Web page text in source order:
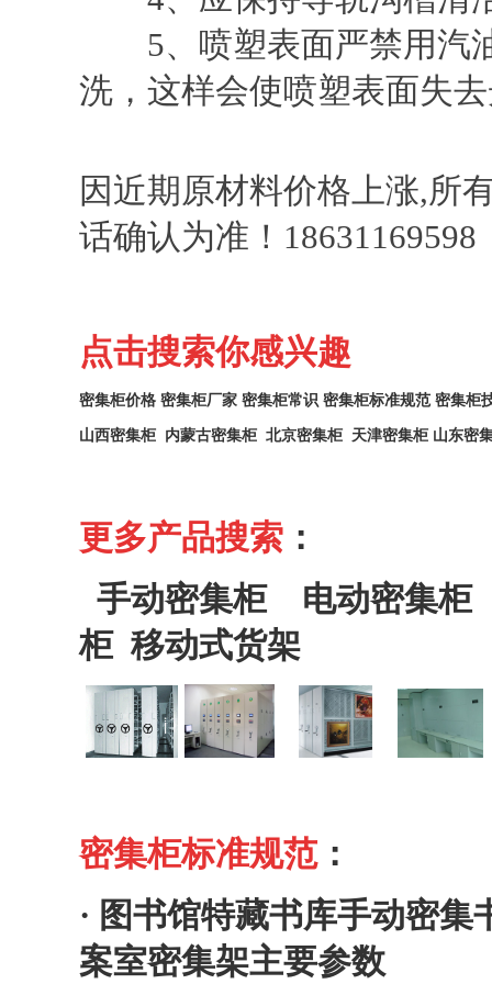
5、喷塑表面严禁用汽
洗，这样会使喷塑表面失
因近期原材料价格上涨,所
话确认为准！18631169598
点击搜索你感兴趣
密集柜价格 密集柜厂家 密集柜常识 密集柜标准规范 密集柜
山西密集柜 内蒙古密集柜 北京密集柜 天津密集柜 山东密
更多产品搜索：
手动密集柜
电动密集柜
柜 移动式货架
密集柜标准规范：
· 图书馆特藏书库手动密集
案室密集架主要参数